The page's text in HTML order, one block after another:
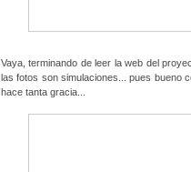
Vaya, terminando de leer la web del
las fotos son simulaciones... pues bueno
hace tanta gracia...